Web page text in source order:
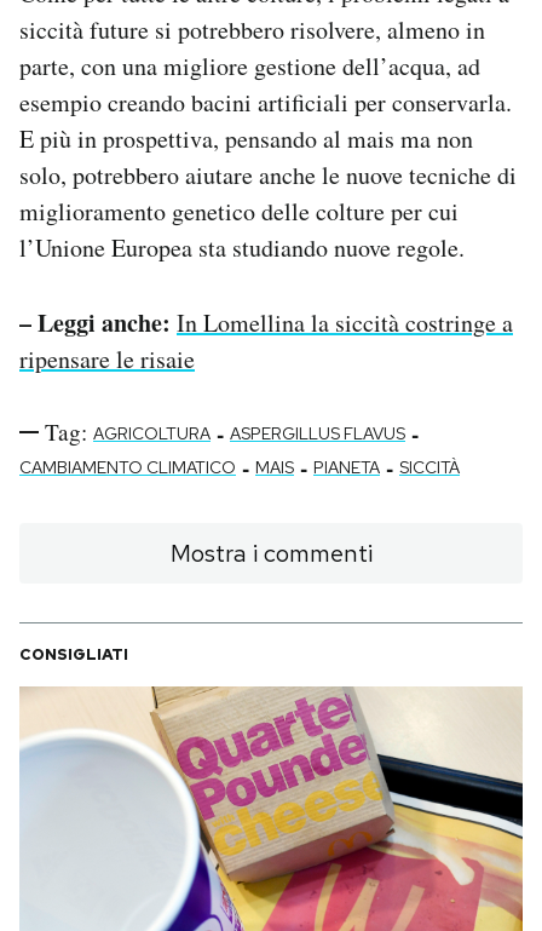
siccità future si potrebbero risolvere, almeno in
parte, con una migliore gestione dell’acqua, ad
esempio creando bacini artificiali per conservarla.
E più in prospettiva, pensando al mais ma non
solo, potrebbero aiutare anche le nuove tecniche di
miglioramento genetico delle colture per cui
l’Unione Europea sta studiando nuove regole.
– Leggi anche: In Lomellina la siccità costringe a
ripensare le risaie
Tag: AGRICOLTURA - ASPERGILLUS FLAVUS -
CAMBIAMENTO CLIMATICO - MAIS - PIANETA - SICCITÀ
Mostra i commenti
CONSIGLIATI